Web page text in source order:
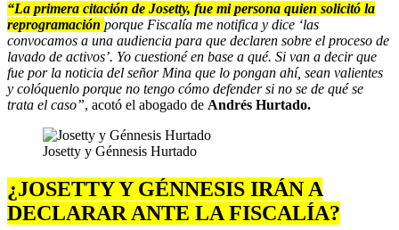
“La primera citación de Josetty, fue mi persona quien solicitó la
reprogramación porque Fiscalía me notifica y dice ‘las
convocamos a una audiencia para que declaren sobre el proceso de
lavado de activos’. Yo cuestioné en base a qué. Si van a decir que
fue por la noticia del señor Mina que lo pongan ahí, sean valientes
y colóquenlo porque no tengo cómo defender si no se de qué se
trata el caso”, acotó el abogado de Andrés Hurtado.
Josetty y Génnesis Hurtado
¿JOSETTY Y GÉNNESIS IRÁN A
DECLARAR ANTE LA FISCALÍA?